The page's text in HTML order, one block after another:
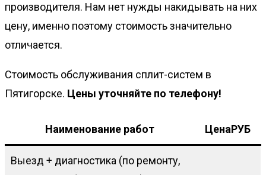
производителя. Нам нет нужды накидывать на них
цену, именно поэтому стоимость значительно
отличается.
Стоимость обслуживания сплит-систем в
Пятигорске. Цены уточняйте по телефону!
Наименование работ ЦенаРУБ
Выезд + диагностика (по ремонту,